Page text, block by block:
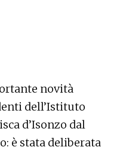
novità
dell’Istituto
d’Isonzo dal
è stata deliberata